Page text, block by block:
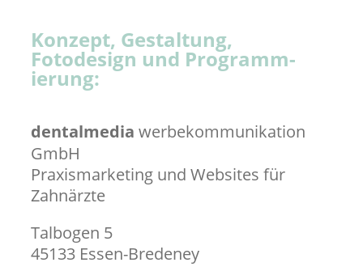
Konzept, Gestaltung,
Fotodesign und Programm­
ierung:
dentalmedia werbekommunikation
GmbH
Praxismarketing und Websites für
Zahnärzte
Talbogen 5
45133 Essen-Bredeney